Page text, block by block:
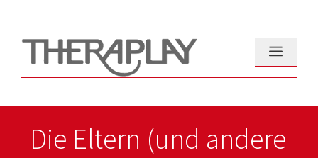
springen
Menü
Die Eltern (und andere